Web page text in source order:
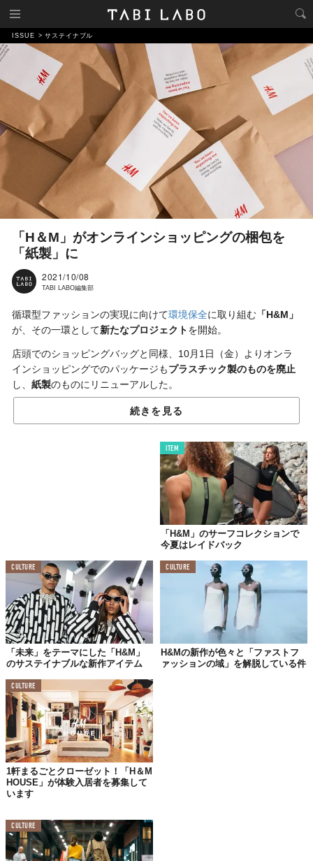
ISSUE サステイナブル
「H＆M」がオンラインショッピングの梱包を
「紙製」に
2021/10/08
TABI LABO編集部
循環型ファッションの実現に向けて環境保全に取り組む 「H&M」
が、その一環として新たなプロジェクトを開始。
店頭でのショッピングバッグと同様、10月1日（金）よりオンラ
インショッピングでのパッケージもプラスチック製のものを廃止
し、 紙製のものにリニューアルした。
このパッケージに使われているのは
材。FSC（森林管理協議会）認証済
れているものだという。
そのため、紙製ながらも商品を安全に届けることが可能で、コー
ティングなども一切施していないので、
また、配送時に無駄なスペースを取らないのも
アプローチしていて素晴らしいポイントといえるだろう。
続きを見る
ITEM
「H&M」のサーフコレクションで
今夏はレイドバック
CULTURE
「未来」をテーマにした「H&M」
のサステイナブルな新作アイテム
CULTURE
H&Mの新作が色々と「ファストフ
ァッションの域」を解脱している件
CULTURE
1軒まるごとクローゼット！「H＆M
HOUSE」が体験入居者を募集して
います
CULTURE